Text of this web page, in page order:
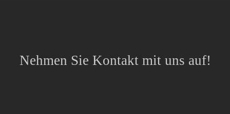
Nehmen Sie Kontakt mit uns auf!